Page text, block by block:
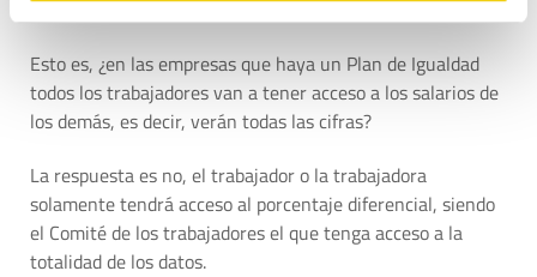
Datos?
Esto es, ¿en las empresas que haya un Plan de Igualdad
todos los trabajadores van a tener acceso a los salarios de
los demás, es decir, verán todas las cifras?
La respuesta es no, el trabajador o la trabajadora
solamente tendrá acceso al porcentaje diferencial, siendo
el Comité de los trabajadores el que tenga acceso a la
totalidad de los datos.